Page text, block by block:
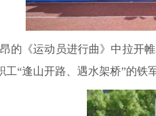
的《运动员进行曲》中拉开
工“逢山开路、遇水架桥”的铁